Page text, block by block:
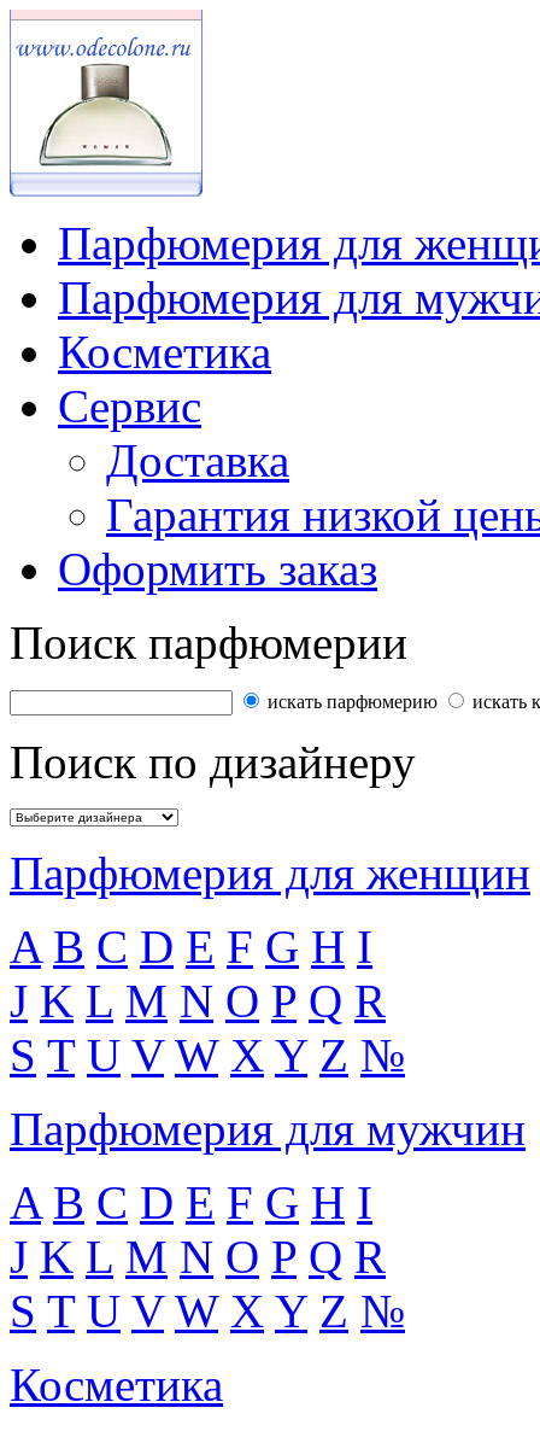
Парфюмерия для
Парфюмерия для
Косметика
Сервис
Доставка
Гарантия низкой
Оформить заказ
Поиск парфюмерии
искать парфюмерию искать
Поиск по дизайнеру
Парфюмерия для женщин
A B C D E F G H I
J K L M N O P Q R
S T U V W X Y Z №
Парфюмерия для мужчин
A B C D E F G H I
J K L M N O P Q R
S T U V W X Y Z №
Косметика